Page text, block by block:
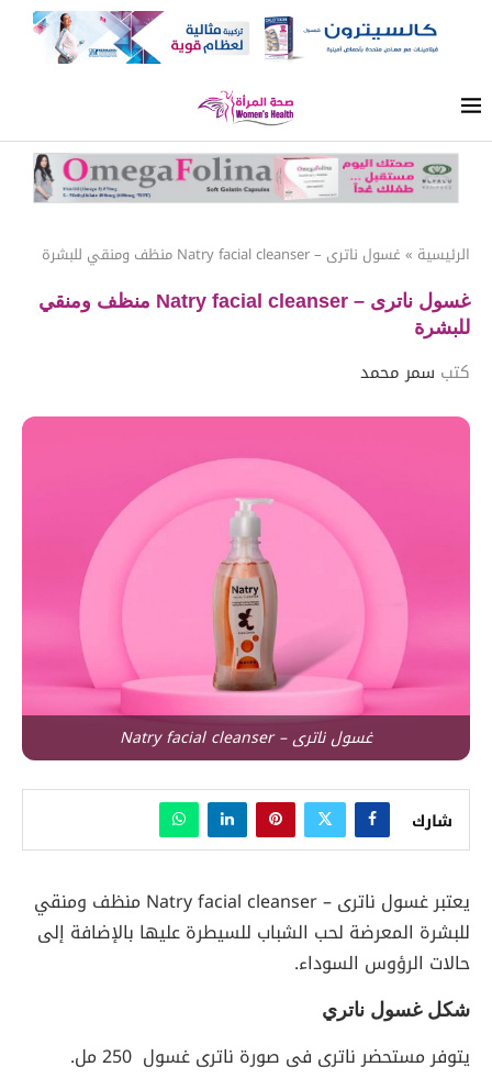
الرئيسية » غسول ناترى – Natry facial cleanser منظف ومنقي للبشرة
غسول ناترى – Natry facial cleanser منظف ومنقي
للبشرة
كتب سمر محمد
غسول ناترى – Natry facial cleanser
شارك
يعتبر غسول ناترى – Natry facial cleanser منظف ومنقي
للبشرة المعرضة لحب الشباب للسيطرة عليها بالإضافة إلى
حالات الرؤوس السوداء.
شكل غسول ناتري
يتوفر مستحضر ناترى فى صورة ناترى غسول 250 مل.